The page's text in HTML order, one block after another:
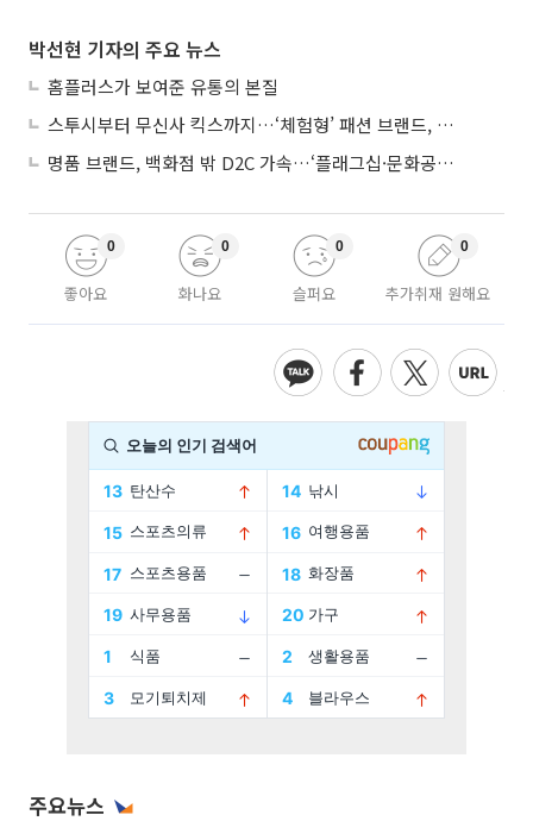
박선현 기자의 주요 뉴스
홈플러스가 보여준 유통의 본질
스투시부터 무신사 킥스까지…‘체험형’ 패션 브랜드, 잇단 제주행
명품 브랜드, 백화점 밖 D2C 가속…‘플래그십·문화공간’ 전략 눈길
좋아요
0
화나요
0
슬퍼요
0
추가취재 원해요
0
주요뉴스